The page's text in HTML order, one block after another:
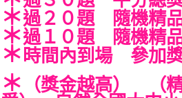
＊過２０題 隨機精
＊過１０題 隨機精
＊時間內到場 參加
＊ （獎金越高） （